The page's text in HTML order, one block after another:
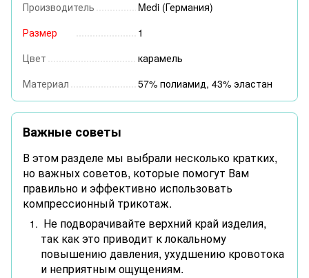
Производитель
Medi (Германия)
Размер
1
Цвет
карамель
Материал
57% полиамид, 43% эластан
Важные советы
В этом разделе мы выбрали несколько кратких,
но важных советов, которые помогут Вам
правильно и эффективно использовать
компрессионный трикотаж.
Не подворачивайте верхний край изделия,
так как это приводит к локальному
повышению давления, ухудшению кровотока
и неприятным ощущениям.